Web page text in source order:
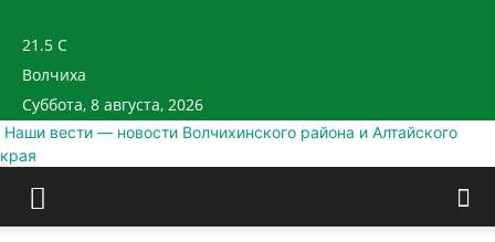
21.5 C
Волчиха
Суббота, 8 августа, 2026
Наши вести — новости Волчихинского района и Алтайского
края